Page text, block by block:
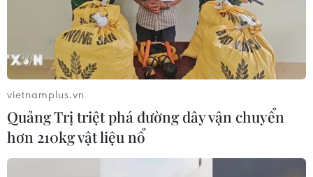
vietnamplus.vn
Quảng Trị triệt phá đường dây vận chuyển
hơn 210kg vật liệu nổ